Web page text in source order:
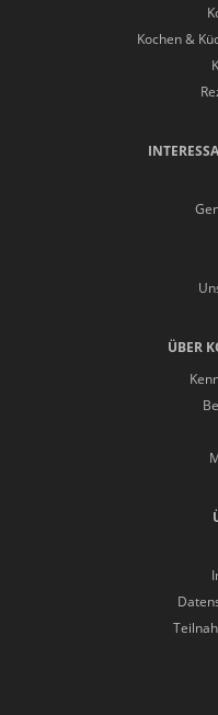
Kochen &
ÜBER